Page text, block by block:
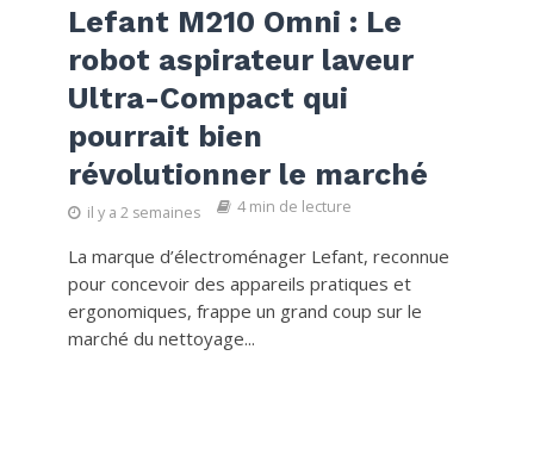
Lefant M210 Omni : Le
robot aspirateur laveur
Ultra-Compact qui
pourrait bien
révolutionner le marché
il y a 2 semaines 4 min de lecture
La marque d’électroménager Lefant, reconnue
pour concevoir des appareils pratiques et
ergonomiques, frappe un grand coup sur le
marché du nettoyage...